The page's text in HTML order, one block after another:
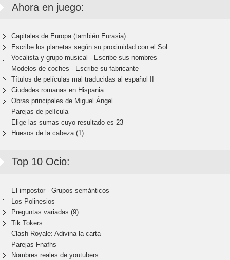
Ahora en juego:
Capitales de Europa (también Eurasia)
Escribe los planetas según su proximidad con el Sol
Vocalista y grupo musical - Escribe sus nombres
Modelos de coches - Escribe su fabricante
Títulos de películas mal traducidas al español II
Ciudades romanas en Hispania
Obras principales de Miguel Ángel
Parejas de película
Elige las sumas cuyo resultado es 23
Huesos de la cabeza (1)
Top 10 Ocio:
El impostor - Grupos semánticos
Los Polinesios
Preguntas variadas (9)
Tik Tokers
Clash Royale: Adivina la carta
Parejas Fnafhs
Nombres reales de youtubers